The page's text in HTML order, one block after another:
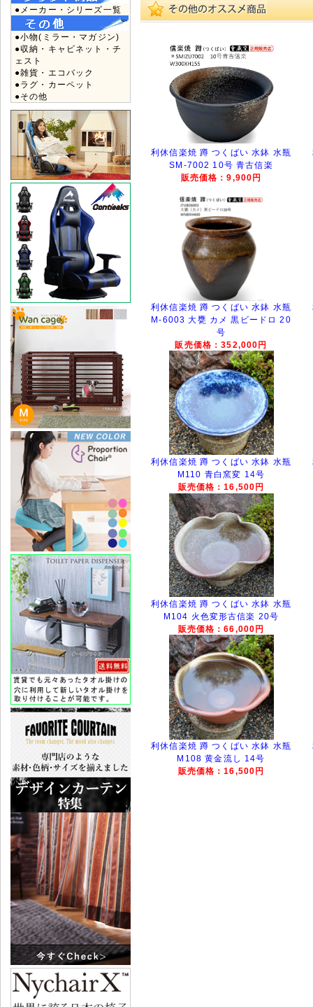
●メーカー・シリーズ一覧
●小物(ミラー・マガジン)
●収納・キャビネット・チ
ェスト
●雑貨・エコバック
●ラグ・カーペット
●その他
利休信楽焼 蹲 つくばい 水鉢 水瓶
SM-7002 10号 青古信楽
販売価格：9,900円
利休信楽焼 蹲 つくばい 水鉢 水瓶
M-6003 大甕 カメ 黒ビードロ 20
号
販売価格：352,000円
利休信楽焼 蹲 つくばい 水鉢 水瓶
M110 青白窯変 14号
販売価格：16,500円
利休信楽焼 蹲 つくばい 水鉢 水瓶
M104 火色変形古信楽 20号
販売価格：66,000円
利休信楽焼 蹲 つくばい 水鉢 水瓶
M108 黄金流し 14号
販売価格：16,500円